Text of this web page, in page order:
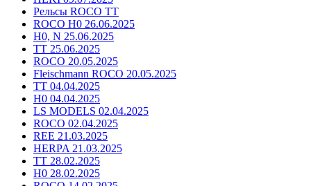
Рельсы ROCO TT
ROCO H0 26.06.2025
H0, N 25.06.2025
TT 25.06.2025
ROCO 20.05.2025
Fleischmann ROCO 20.05.2025
TT 04.04.2025
H0 04.04.2025
LS MODELS 02.04.2025
ROCO 02.04.2025
REE 21.03.2025
HERPA 21.03.2025
TT 28.02.2025
H0 28.02.2025